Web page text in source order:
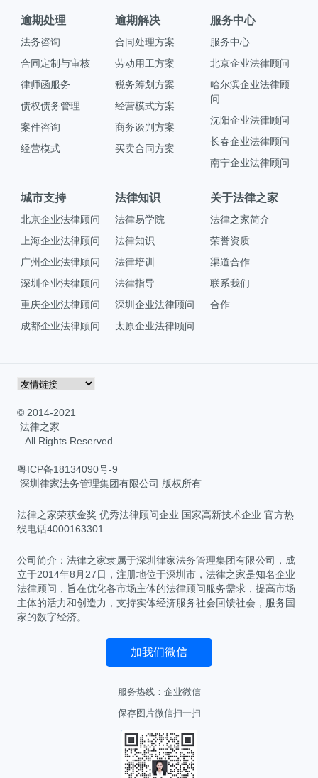
逾期处理
法务咨询
合同定制与审核
律师函服务
债权债务管理
案件咨询
经营模式
逾期解决
合同处理方案
劳动用工方案
税务筹划方案
经营模式方案
商务谈判方案
买卖合同方案
服务中心
服务中心
北京企业法律顾问
哈尔滨企业法律顾
问
沈阳企业法律顾问
长春企业法律顾问
南宁企业法律顾问
城市支持
北京企业法律顾问
上海企业法律顾问
广州企业法律顾问
深圳企业法律顾问
重庆企业法律顾问
成都企业法律顾问
法律知识
法律易学院
法律知识
法律培训
法律指导
深圳企业法律顾问
太原企业法律顾问
关于法律之家
法律之家简介
荣誉资质
渠道合作
联系我们
合作
© 2014-2021
法律之家
All Rights Reserved.
粤ICP备18134090号-9
深圳律家法务管理集团有限公司 版权所有
法律之家荣获金奖 优秀法律顾问企业 国家高新技术企业 官方热
线电话4000163301
公司简介：法律之家隶属于深圳律家法务管理集团有限公司，成
立于2014年8月27日，注册地位于深圳市，法律之家是知名企业
法律顾问，旨在优化各市场主体的法律顾问服务需求，提高市场
主体的活力和创造力，支持实体经济服务社会回馈社会，服务国
家的数字经济。
加我们微信
服务热线： 企业微信
保存图片微信扫一扫